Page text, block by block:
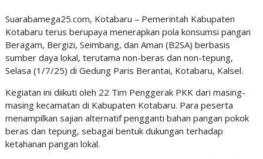
Suarabamega25.com, Kotabaru – Pemerintah Kabupaten
Kotabaru terus berupaya menerapkan pola konsumsi pangan
Beragam, Bergizi, Seimbang, dan Aman (B2SA) berbasis
sumber daya lokal, terutama non-beras dan non-tepung,
Selasa (1/7/25) di Gedung Paris Berantai, Kotabaru, Kalsel.
Kegiatan ini diikuti oleh 22 Tim Penggerak PKK dari masing-
masing kecamatan di Kabupaten Kotabaru. Para peserta
menampilkan sajian alternatif pengganti bahan pangan pokok
beras dan tepung, sebagai bentuk dukungan terhadap
ketahanan pangan lokal.